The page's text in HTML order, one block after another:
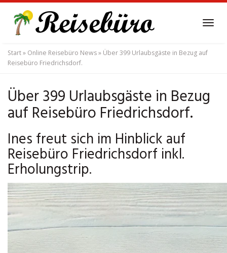
main
content
Start» Online Reisebüro News» Über 399 Urlaubsgäste in Bezug auf
Reisebüro Friedrichsdorf.
Über 399 Urlaubsgäste in Bezug
auf Reisebüro Friedrichsdorf.
Ines freut sich im Hinblick auf
Reisebüro Friedrichsdorf inkl.
Erholungstrip.